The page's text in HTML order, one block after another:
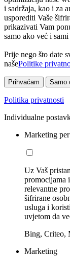
i sadržaja, kao i za
usporediti Vaše
prikazivati Vam
samo ako već i
Prije nego što date
našePolitike
Prihvaćam Samo
Politika privatnosti
Individualne
Marketing
Uz Vaš
promocijama
relevantne
šifrirane
usluga i
uvjetom da
Bing, Criteo,
Marketing